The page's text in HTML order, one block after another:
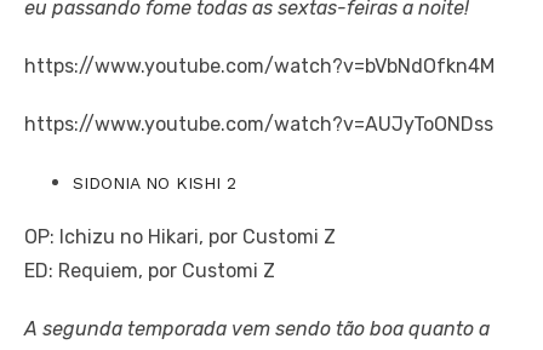
eu passando fome todas as sextas-feiras a noite!
https://www.youtube.com/watch?v=bVbNdOfkn4M
https://www.youtube.com/watch?v=AUJyToONDss
SIDONIA NO KISHI 2
OP: Ichizu no Hikari, por Customi Z
ED: Requiem, por Customi Z
A segunda temporada vem sendo tão boa quanto a